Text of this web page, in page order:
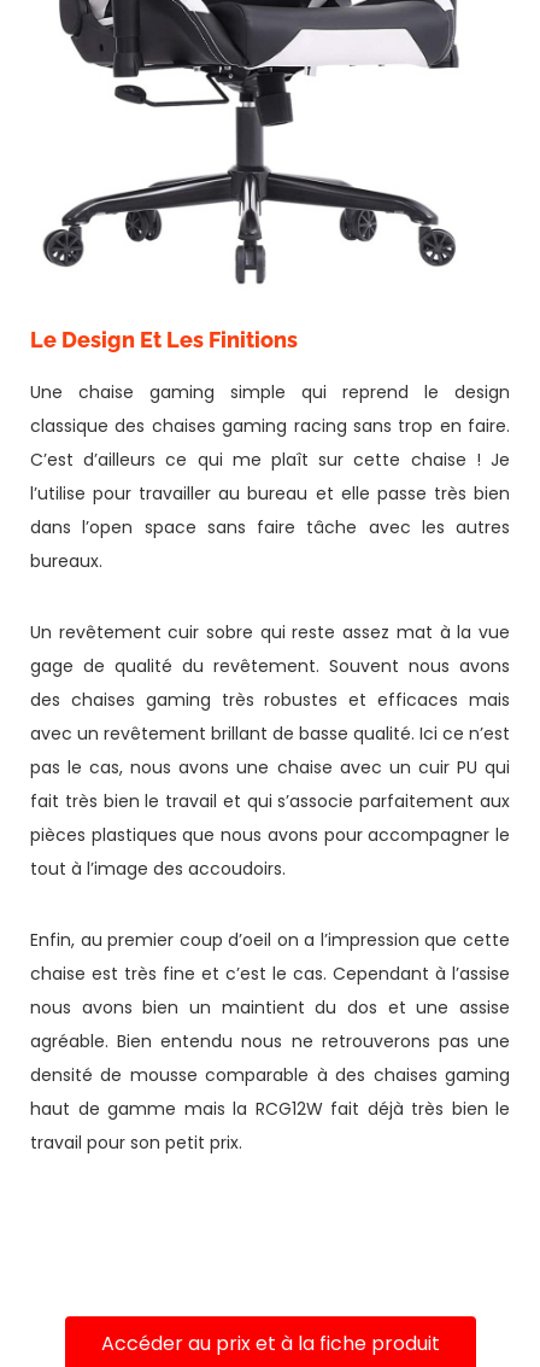
Le Design Et Les Finitions
Une chaise gaming simple qui reprend le design
classique des chaises gaming racing sans trop en faire.
C’est d’ailleurs ce qui me plaît sur cette chaise ! Je
l’utilise pour travailler au bureau et elle passe très bien
dans l’open space sans faire tâche avec les autres
bureaux.
Un revêtement cuir sobre qui reste assez mat à la vue
gage de qualité du revêtement. Souvent nous avons
des chaises gaming très robustes et efficaces mais
avec un revêtement brillant de basse qualité. Ici ce n’est
pas le cas, nous avons une chaise avec un cuir PU qui
fait très bien le travail et qui s’associe parfaitement aux
pièces plastiques que nous avons pour accompagner le
tout à l’image des accoudoirs.
Enfin, au premier coup d’oeil on a l’impression que cette
chaise est très fine et c’est le cas. Cependant à l’assise
nous avons bien un maintient du dos et une assise
agréable. Bien entendu nous ne retrouverons pas une
densité de mousse comparable à des chaises gaming
haut de gamme mais la RCG12W fait déjà très bien le
travail pour son petit prix.
Accéder au prix et à la fiche produit